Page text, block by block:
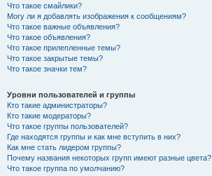
Что такое смайлики?
Могу ли я добавлять изображения к сообщениям?
Что такое важные объявления?
Что такое объявления?
Что такое прилепленные темы?
Что такое закрытые темы?
Что такое значки тем?
Уровни пользователей и группы
Кто такие администраторы?
Кто такие модераторы?
Что такое группы пользователей?
Где находятся группы и как мне вступить в них?
Как мне стать лидером группы?
Почему названия некоторых групп имеют разные цвета?
Что такое группа по умолчанию?